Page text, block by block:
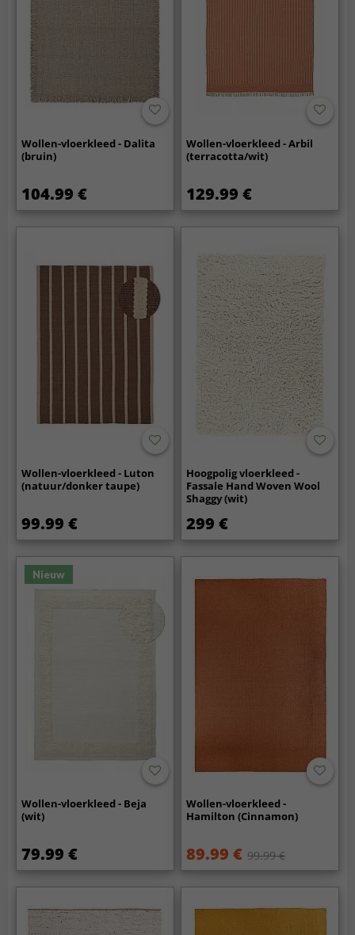
Wollen-vloerkleed - Dalita
(bruin)
104.99 €
Wollen-vloerkleed - Arbil
(terracotta/wit)
129.99 €
Wollen-vloerkleed - Luton
(natuur/donker taupe)
99.99 €
Hoogpolig vloerkleed -
Fassale Hand Woven Wool
Shaggy (wit)
299 €
Nieuw
Wollen-vloerkleed - Beja
(wit)
79.99 €
Wollen-vloerkleed -
Hamilton (Cinnamon)
89.99 € 99.99 €